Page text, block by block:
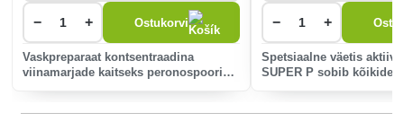
− + Ostukorvi
Vaskpreparaat kontsentraadina
viinamarjade kaitseks peronospooride,
− +
Spetsiaalne väetis
SUPER P sobib